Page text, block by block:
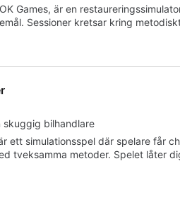
Games, är en
Sessioner kretsar kring
skuggig bilhandlare
ett simulationsspel där spelare får
tveksamma metoder. Spelet låter